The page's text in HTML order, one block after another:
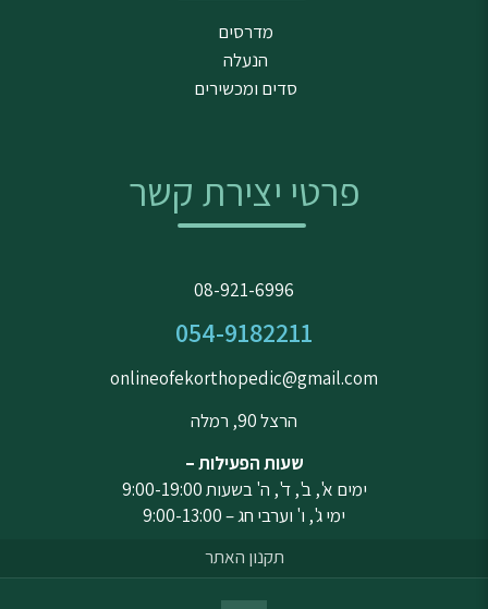
מדרסים
הנעלה
סדים ומכשירים
פרטי יצירת קשר
08-921-6996
054-9182211
onlineofekorthopedic@gmail.com
הרצל 90, רמלה
שעות הפעילות –
ימים א', ב', ד', ה' בשעות 9:00-19:00
ימי ג', ו' וערבי חג – 9:00-13:00
תקנון האתר